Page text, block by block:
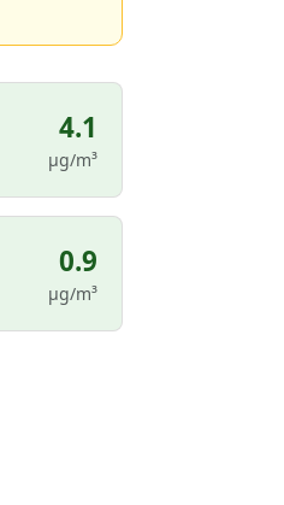
4.1
µg/m³
0.9
µg/m³